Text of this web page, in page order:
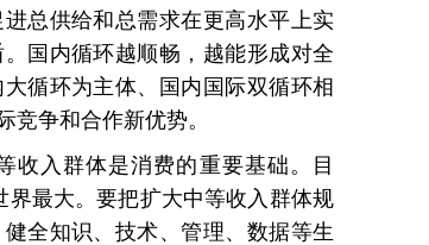
总供给和总需求在更高水平上实
国内循环越顺畅，越能形成对全
循环为主体、国内国际双循环相
竞争和合作新优势。
收入群体是消费的重要基础。目
最大。要把扩大中等收入群体规
全知识、技术、管理、数据等生